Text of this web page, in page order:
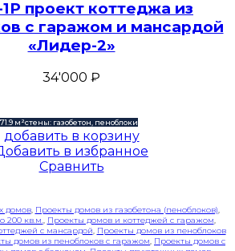
проект коттеджа из
с гаражом и мансардой
«Лидер-2»
34'000 ₽
м²стены: газобетон, пеноблоки
добавить в корзину
в избранное
Сравнить
домов, Проекты домов из газобетона (пеноблоков),
200 кв.м., Проекты домов и коттеджей с гаражом,
с мансардой, Проекты домов из пеноблоков
домов из пеноблоков с гаражом, Проекты домов с